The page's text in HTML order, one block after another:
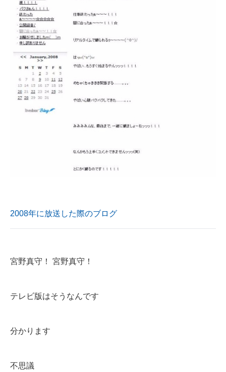
エネルギーの専門メディア
建設×テクノロジーの最前線
2008年に放送した際のブログ
宮野真守！ 宮野真守！
テレビ版はそうなんです
分かります
不思議